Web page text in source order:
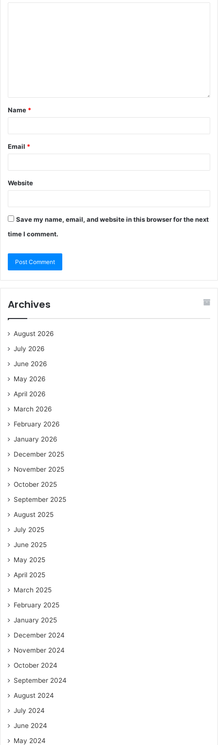
Name *
Email *
Website
Save my name, email, and website in this browser for the next
time I comment.
Archives
August 2026
July 2026
June 2026
May 2026
April 2026
March 2026
February 2026
January 2026
December 2025
November 2025
October 2025
September 2025
August 2025
July 2025
June 2025
May 2025
April 2025
March 2025
February 2025
January 2025
December 2024
November 2024
October 2024
September 2024
August 2024
July 2024
June 2024
May 2024